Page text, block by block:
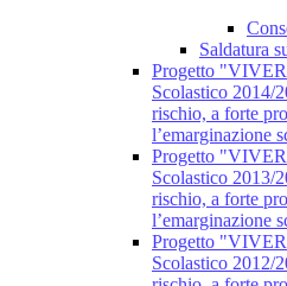
Saldatura
Progetto
Scolastico 2014/
rischio, a forte
l’emarginazione
Progetto
Scolastico 2013/
rischio, a forte
l’emarginazione
Progetto
Scolastico 2012/